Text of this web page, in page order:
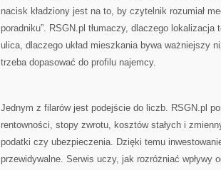
nacisk kładziony jest na to, by czytelnik rozumiał
poradniku”. RSGN.pl tłumaczy, dlaczego
ulica, dlaczego układ mieszkania bywa ważniejszy
trzeba dopasować do profilu najemcy.
Jednym z filarów jest podejście do liczb. RSGN.pl
rentowności, stopy zwrotu, kosztów stałych i
podatki czy ubezpieczenia. Dzięki temu
przewidywalne. Serwis uczy, jak rozróżniać wpływy